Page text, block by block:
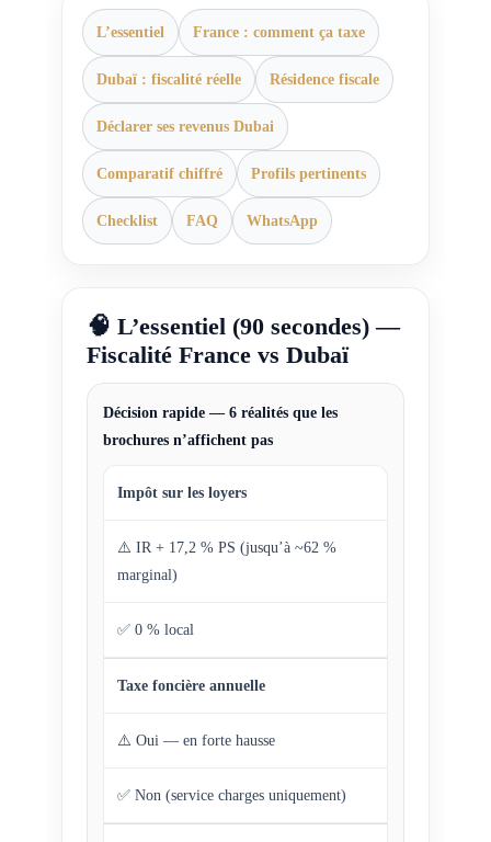
L’essentiel France : comment ça taxe
Dubaï : fiscalité réelle Résidence fiscale
Déclarer ses revenus Dubai
Comparatif chiffré Profils pertinents
Checklist FAQ WhatsApp
🧠 L’essentiel (90 secondes) —
Fiscalité France vs Dubaï
Décision rapide — 6 réalités que les
brochures n’affichent pas
Impôt sur les loyers
⚠️ IR + 17,2 % PS (jusqu’à ~62 %
marginal)
✅ 0 % local
Taxe foncière annuelle
⚠️ Oui — en forte hausse
✅ Non (service charges uniquement)